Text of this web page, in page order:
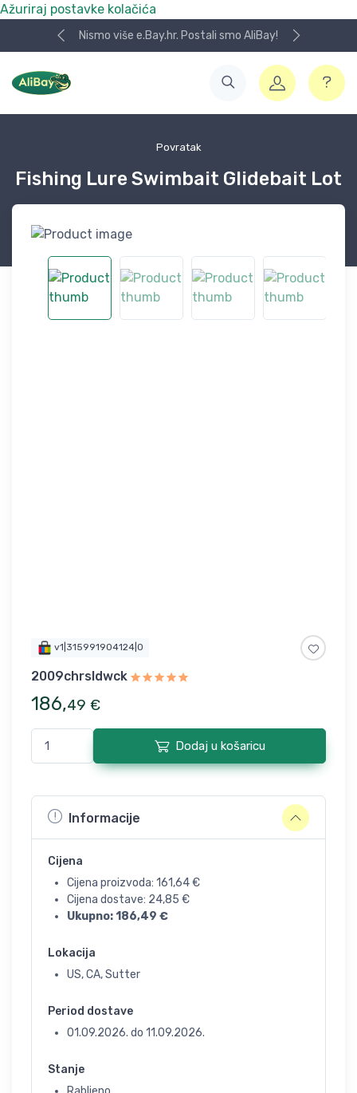
Ažuriraj postavke kolačića
Nismo više e.Bay.hr. Postali smo AliBay!
Povratak
Fishing Lure Swimbait Glidebait Lot
v1|315991904124|0
2009chrsldwck
186,49 €
Dodaj u košaricu
Informacije
Cijena
Cijena proizvoda: 161,64€
Cijena dostave: 24,85 €
Ukupno:186,49 €
Lokacija
US, CA, Sutter
Period dostave
01.09.2026. do 11.09.2026.
Stanje